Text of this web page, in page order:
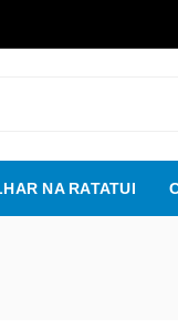
NA RATATUI